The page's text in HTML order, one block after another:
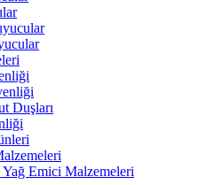
Duşları
Emici Malzemeleri